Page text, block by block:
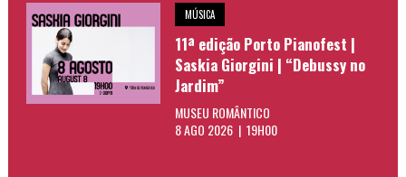
MÚSICA
11ª edição Porto Pianofest |
Saskia Giorgini | “Debussy no
Jardim”
MUSEU ROMÂNTICO
8 AGO 2026 | 19H00